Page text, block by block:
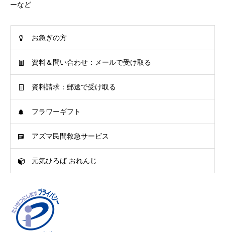
ーなど
お急ぎの方
資料＆問い合わせ：メールで受け取る
資料請求：郵送で受け取る
フラワーギフト
アズマ民間救急サービス
元気ひろば おれんじ